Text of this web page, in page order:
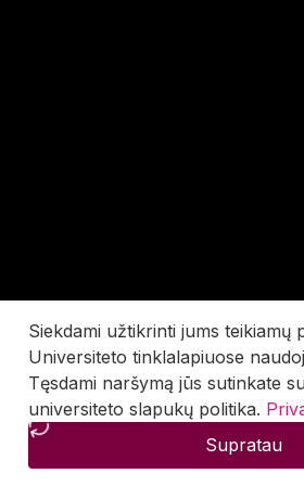
Siekdami užtikrinti jums teikiamų
Universiteto tinklalapiuose
Tęsdami naršymą jūs sutinkate
universiteto slapukų politika.
Supratau